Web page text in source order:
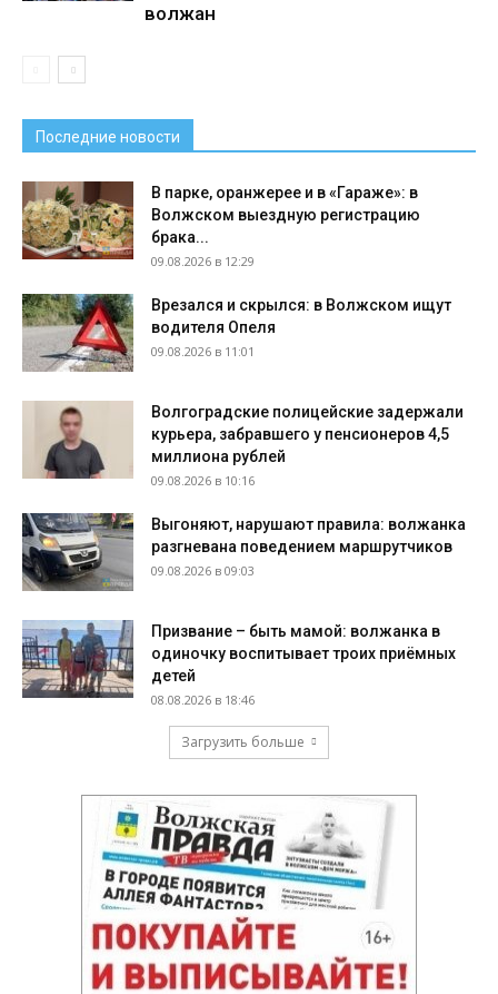
волжан
Последние новости
В парке, оранжерее и в «Гараже»: в
Волжском выездную регистрацию
брака...
09.08.2026 в 12:29
Врезался и скрылся: в Волжском ищут
водителя Опеля
09.08.2026 в 11:01
Волгоградские полицейские задержали
курьера, забравшего у пенсионеров 4,5
миллиона рублей
09.08.2026 в 10:16
Выгоняют, нарушают правила: волжанка
разгневана поведением маршрутчиков
09.08.2026 в 09:03
Призвание – быть мамой: волжанка в
одиночку воспитывает троих приёмных
детей
08.08.2026 в 18:46
Загрузить больше